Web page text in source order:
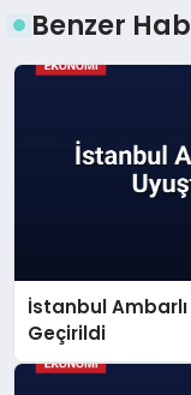
Benzer
İstanbul Ambarlı
Geçirildi